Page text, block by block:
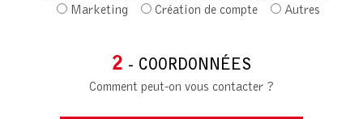
Marketing
Création de compte Autres
2 - COORDONNÉES
Comment peut-on vous contacter ?